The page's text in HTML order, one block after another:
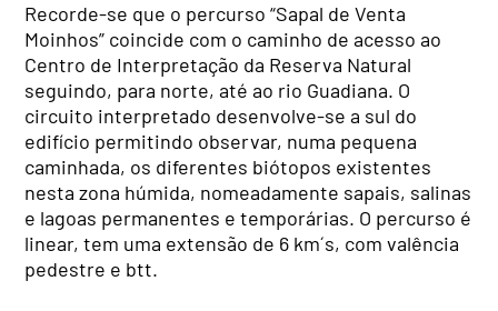
Recorde-se que o percurso “Sapal de Venta
Moinhos” coincide com o caminho de acesso ao
Centro de Interpretação da Reserva Natural
seguindo, para norte, até ao rio Guadiana. O
circuito interpretado desenvolve-se a sul do
edifício permitindo observar, numa pequena
caminhada, os diferentes biótopos existentes
nesta zona húmida, nomeadamente sapais, salinas
e lagoas permanentes e temporárias. O percurso é
linear, tem uma extensão de 6 km´s, com valência
pedestre e btt.